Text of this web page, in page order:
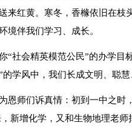
来红黄。寒冬，香橼依旧在
境伴我们学习、成长。
“社会精英模范公民”的办学目
学风中，我们长成文明、聪慧
恩师们诉真情：初到一中之时
新增化学，又和生物地理老